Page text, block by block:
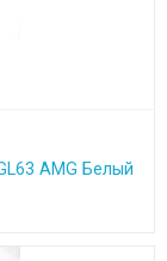
AMG Белый